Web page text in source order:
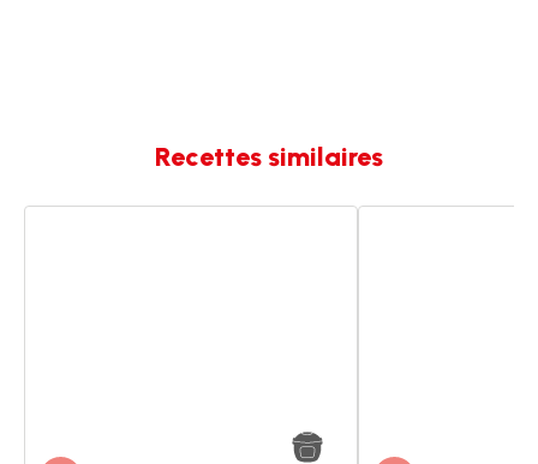
Recettes similaires